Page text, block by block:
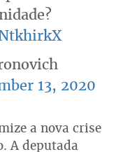
13, 2020
a nova crise
A deputada